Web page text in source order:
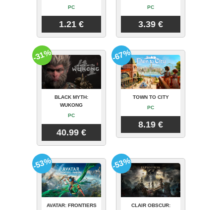
PC
1.21 €
PC
3.39 €
BLACK MYTH:
WUKONG
PC
40.99 €
-31%
TOWN TO CITY
PC
8.19 €
-67%
AVATAR: FRONTIERS
-53%
CLAIR OBSCUR:
-53%